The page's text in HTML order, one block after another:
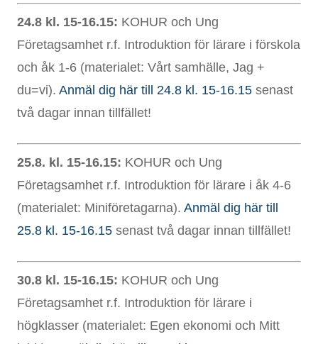
24.8 kl. 15-16.15: KOHUR och Ung
Företagsamhet r.f. Introduktion för lärare i förskola
och åk 1-6 (materialet: Vårt samhälle, Jag +
du=vi). Anmäl dig här till 24.8 kl. 15-16.15 senast
två dagar innan tillfället!
25.8. kl. 15-16.15: KOHUR och Ung
Företagsamhet r.f. Introduktion för lärare i åk 4-6
(materialet: Miniföretagarna). Anmäl dig här till
25.8 kl. 15-16.15 senast två dagar innan tillfället!
30.8 kl. 15-16.15: KOHUR och Ung
Företagsamhet r.f. Introduktion för lärare i
högklasser (materialet: Egen ekonomi och Mitt